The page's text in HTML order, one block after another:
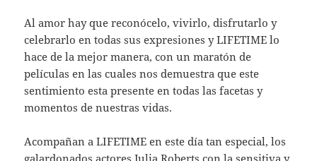
Al amor hay que reconócelo, vivirlo, disfrutarlo y
celebrarlo en todas sus expresiones y LIFETIME lo
hace de la mejor manera, con un maratón de
películas en las cuales nos demuestra que este
sentimiento esta presente en todas las facetas y
momentos de nuestras vidas.
Acompañan a LIFETIME en este día tan especial, los
galardonados actores Julia Roberts con la sensitiva y